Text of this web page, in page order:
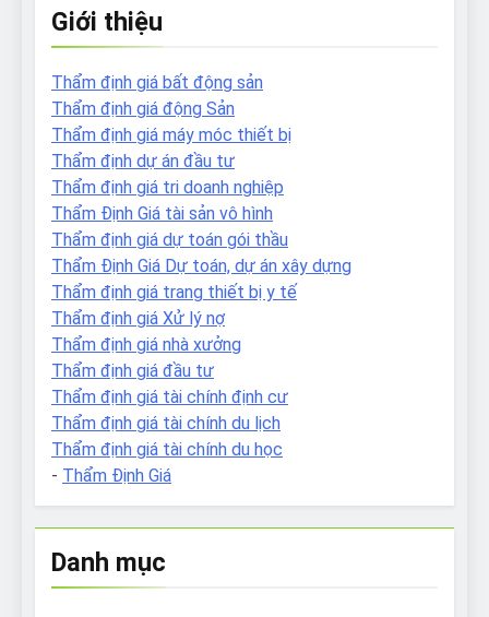
Giới thiệu
Thẩm định giá bất động sản
Thẩm định giá động Sản
Thẩm định giá máy móc thiết bị
Thẩm định dự án đầu tư
Thẩm định giá tri doanh nghiệp
Thẩm Định Giá tài sản vô hình
Thẩm định giá dự toán gói thầu
Thẩm Định Giá Dự toán, dự án xây dựng
Thẩm định giá trang thiết bị y tế
Thẩm định giá Xử lý nợ
Thẩm định giá nhà xưởng
Thẩm định giá đầu tư
Thẩm định giá tài chính định cư
Thẩm định giá tài chính du lịch
Thẩm định giá tài chính du học
- Thẩm Định Giá
Danh mục